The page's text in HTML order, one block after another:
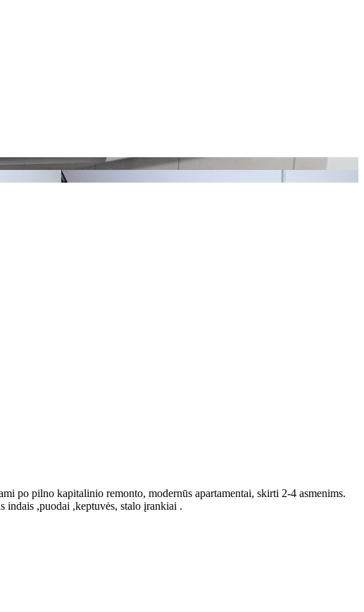
po pilno kapitalinio remonto, modernūs apartamentai, skirti 2-4 asmenims.
indais ,puodai ,keptuvės, stalo įrankiai .